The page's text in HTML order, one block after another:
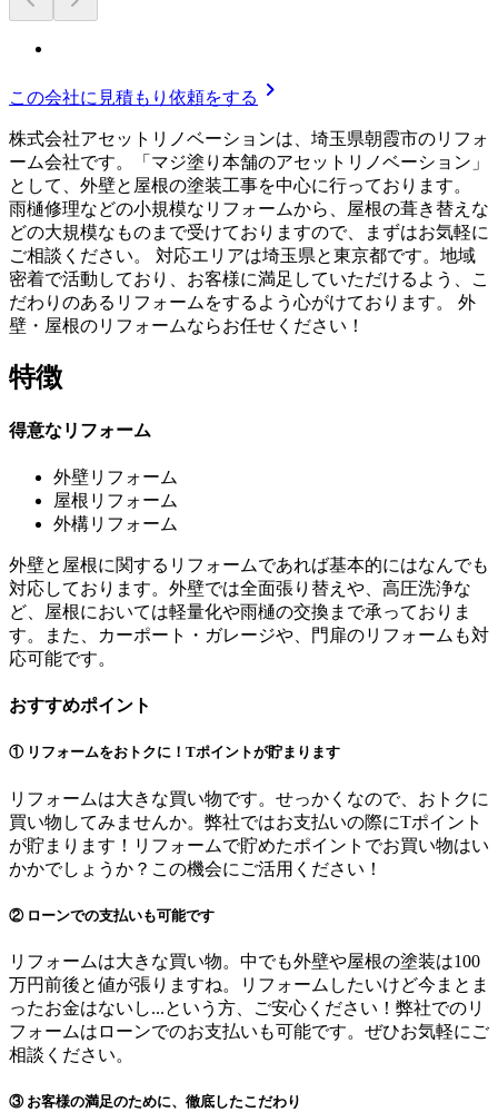
この会社に見積もり依頼をする chevron_right
株式会社アセットリノベーションは、埼玉県朝霞市のリフォ
ーム会社です。「マジ塗り本舗のアセットリノベーション」
として、外壁と屋根の塗装工事を中心に行っております。
雨樋修理などの小規模なリフォームから、屋根の葺き替えな
どの大規模なものまで受けておりますので、まずはお気軽に
ご相談ください。 対応エリアは埼玉県と東京都です。地域
密着で活動しており、お客様に満足していただけるよう、こ
だわりのあるリフォームをするよう心がけております。 外
壁・屋根のリフォームならお任せください！
特徴
得意なリフォーム
外壁リフォーム
屋根リフォーム
外構リフォーム
外壁と屋根に関するリフォームであれば基本的にはなんでも
対応しております。外壁では全面張り替えや、高圧洗浄な
ど、屋根においては軽量化や雨樋の交換まで承っておりま
す。また、カーポート・ガレージや、門扉のリフォームも対
応可能です。
おすすめポイント
① リフォームをおトクに！Tポイントが貯まります
リフォームは大きな買い物です。せっかくなので、おトクに
買い物してみませんか。弊社ではお支払いの際にTポイント
が貯まります！リフォームで貯めたポイントでお買い物はい
かかでしょうか？この機会にご活用ください！
② ローンでの支払いも可能です
リフォームは大きな買い物。中でも外壁や屋根の塗装は100
万円前後と値が張りますね。リフォームしたいけど今まとま
ったお金はないし...という方、ご安心ください！弊社でのリ
フォームはローンでのお支払いも可能です。ぜひお気軽にご
相談ください。
③ お客様の満足のために、徹底したこだわり